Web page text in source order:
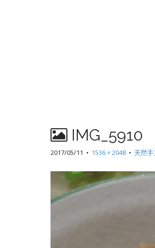
IMG_5910
2017/05/11 • 1536 × 2048 • 天然